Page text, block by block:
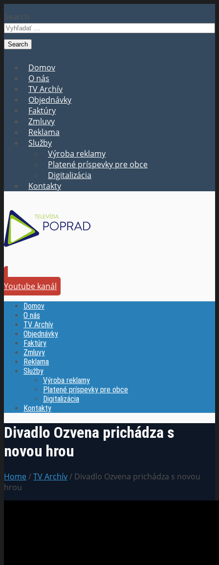
Search
Domov
O nás
TV Archív
Objednávky
Faktúry
Zmluvy
Reklama
Služby
Výroba reklamy
Platené príspevky pre obce
Digitalizácia
Kontakty
Youtube kanál
Domov
O nás
TV Archív
Objednávky
Faktúry
Zmluvy
Reklama
Služby
Výroba reklamy
Platené príspevky pre obce
Digitalizácia
Kontakty
Divadlo Ozvena prichádza s
novou hrou
Home/TV Archív/ Divadlo Ozvena prichádza s novou
hrou